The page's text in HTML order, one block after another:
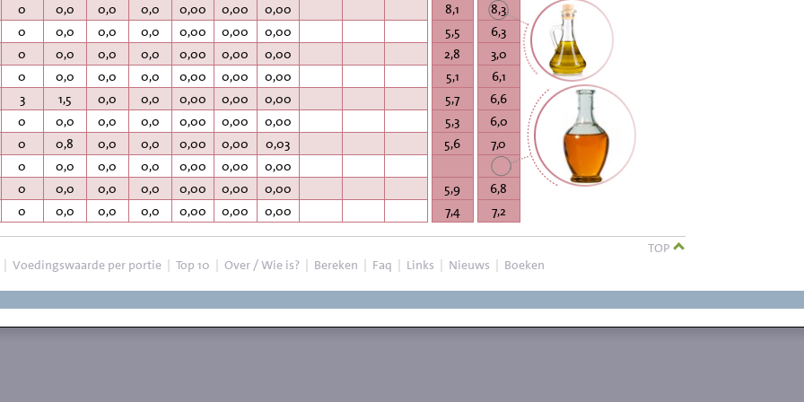
0 0,0 0,0 0,0 0,00 0,00 0,00 8,1 8,3
0 0,0 0,0 0,0 0,00 0,00 0,00 5,5 6,3
0 0,0 0,0 0,0 0,00 0,00 0,00 2,8 3,0
0 0,0 0,0 0,0 0,00 0,00 0,00 5,1 6,1
3 1,5 0,0 0,0 0,00 0,00 0,00 5,7 6,6
0 0,0 0,0 0,0 0,00 0,00 0,00 5,3 6,0
0 0,8 0,0 0,0 0,00 0,00 0,03 5,6 7,0
0 0,0 0,0 0,0 0,00 0,00 0,00
0 0,0 0,0 0,0 0,00 0,00 0,00 5,9 6,8
0 0,0 0,0 0,0 0,00 0,00 0,00 7,4 7,2
TOP
| Voedingswaarde per portie | Top 10 | Over / Wie is? | Bereken | Faq | Links | Nieuws | Boeken